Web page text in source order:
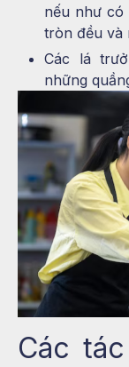
nếu như có
tròn đều và
Các lá
những
Các